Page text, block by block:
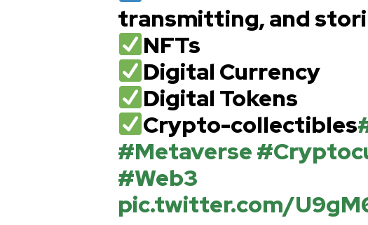
transmitting, and
NFTs
Digital Currency
Digital Tokens
Crypto-collectibles
#Metaverse
#Web3
pic.twitter.com/